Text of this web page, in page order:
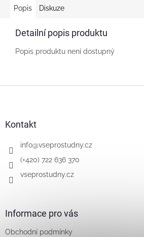
Popis
Diskuze
Detailní popis produktu
Popis produktu není dostupný
Kontakt
info@vseprostudny.cz
(+420) 722 636 370
vseprostudny.cz
Informace pro vás
Obchodní podmínky